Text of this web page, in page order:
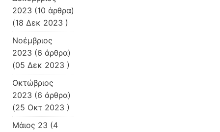
2023 (10 άρθρα)
(18 Δεκ 2023 )
Νοέμβριος
2023 (6 άρθρα)
(05 Δεκ 2023 )
Οκτώβριος
2023 (6 άρθρα)
(25 Οκτ 2023 )
Μάιος 23 (4